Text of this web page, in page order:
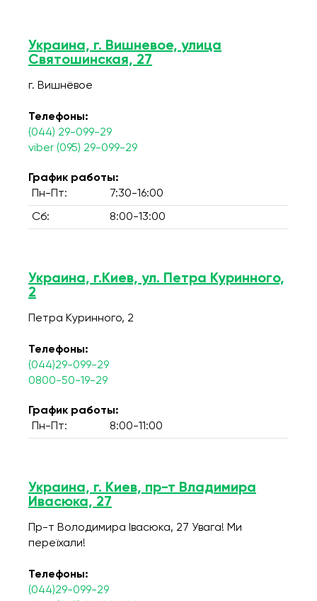
Украина, г. Вишневое, улица
Святошинская, 27
г. Вишнёвое
Телефоны:
(044) 29-099-29
viber (095) 29-099-29
График работы:
Пн-Пт:
7:30-16:00
Сб: 8:00-13:00
Украина, г.Киев, ул. Петра Куринного,
2
Петра Куринного, 2
Телефоны:
(044)29-099-29
0800-50-19-29
График работы:
Пн-Пт:
8:00-11:00
Украина, г. Киев, пр-т Владимира
Ивасюка, 27
Пр-т Володимира Івасюка, 27 Увага! Ми
переїхали!
Телефоны:
(044)29-099-29